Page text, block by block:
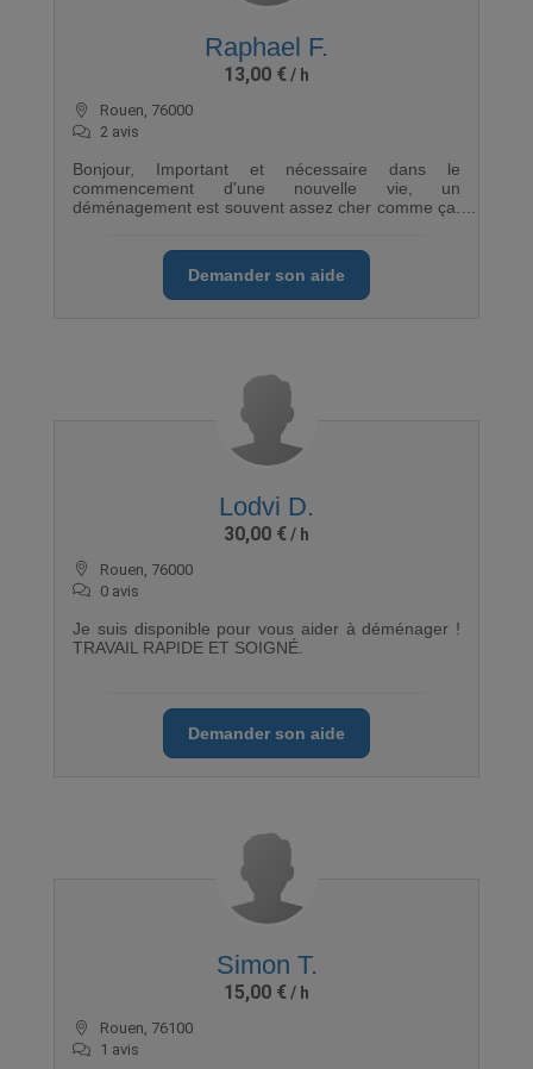
Raphael F.
13,00 €
Rouen, 76000
2 avis
Bonjour, Important et nécessaire dans le
commencement d'une nouvelle vie, un
déménagement est souvent assez cher comme ça.
sur Rouen et je peux me déplacer assez aisément
car j'ai le permis B et un véhicule personnel :)
Demander son aide
Lodvi D.
30,00 €
Rouen, 76000
0 avis
Je suis disponible pour vous aider à déménager !
TRAVAIL RAPIDE ET SOIGNÉ.
Demander son aide
Simon T.
15,00 €
Rouen, 76100
1 avis